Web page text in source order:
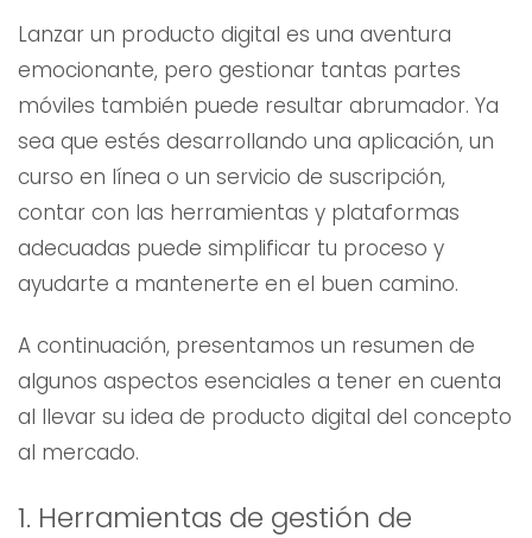
Lanzar un producto digital es una aventura
emocionante, pero gestionar tantas partes
móviles también puede resultar abrumador. Ya
sea que estés desarrollando una aplicación, un
curso en línea o un servicio de suscripción,
contar con las herramientas y plataformas
adecuadas puede simplificar tu proceso y
ayudarte a mantenerte en el buen camino.
A continuación, presentamos un resumen de
algunos aspectos esenciales a tener en cuenta
al llevar su idea de producto digital del concepto
al mercado.
1. Herramientas de gestión de